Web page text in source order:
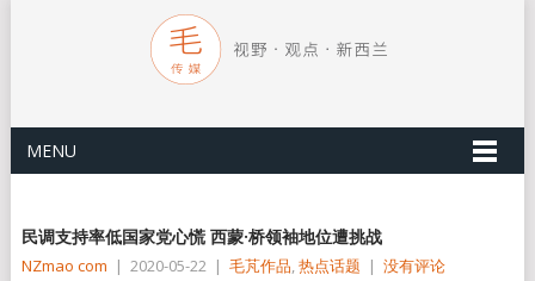
MENU
民调支持率低国家党心慌 西蒙·桥领袖地位遭挑战
NZmao com | 2020-05-22 | 毛芃作品,热点话题 | 没有评论